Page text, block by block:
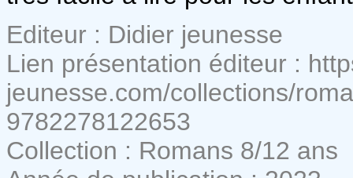
Editeur : Didier jeunesse
Lien présentation éditeur :
jeunesse.com/collections/
9782278122653
Collection : Romans 8/12 ans